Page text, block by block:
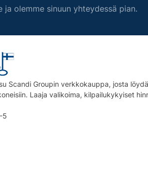
ja olemme sinuun yhteydessä pian.
Scandi Groupin verkkokauppa, josta
Laaja valikoima, kilpailukykyiset
5
Instagram
on Linkedin